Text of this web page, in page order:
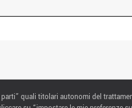
Via Emilia 155, 47921 Rimini,
quali titolari autonomi del